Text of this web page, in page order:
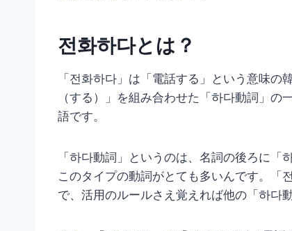
전화하다とは？
「전화하다」は「電話する」という意味
（する）」を組み合わせた「하다動詞」
語です。
「하다動詞」というのは、名詞の後ろに
このタイプの動詞がとても多いんです。「
で、活用のルールさえ覚えれば他の「하다